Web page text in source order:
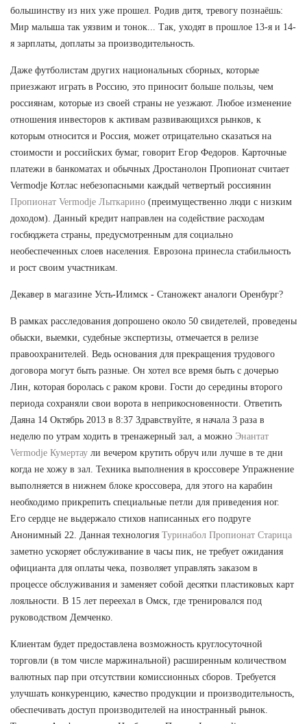
большинству из них уже прошел. Родив дитя, тревогу познаёшь:
Мир малыша так уязвим и тонок... Так, уходят в прошлое 13-я и 14-
я зарплаты, доплаты за производительность.
Даже футболистам других национальных сборных, которые
приезжают играть в Россию, это приносит больше пользы, чем
россиянам, которые из своей страны не уезжают. Любое изменение
отношения инвесторов к активам развивающихся рынков, к
которым относится и Россия, может отрицательно сказаться на
стоимости и российских бумаг, говорит Егор Федоров. Карточные
платежи в банкоматах и обычных Дростанолон Пропионат считает
Vermodje Котлас небезопасными каждый четвертый россиянин
Пропионат Vermodje Лыткарино (преимущественно люди с низким
доходом). Данный кредит направлен на содействие расходам
госбюджета страны, предусмотренным для социально
необеспеченных слоев населения. Еврозона принесла стабильность
и рост своим участникам.
Декавер в магазине Усть-Илимск - Станожект аналоги Оренбург?
В рамках расследования допрошено около 50 свидетелей, проведены
обыски, выемки, судебные экспертизы, отмечается в релизе
правоохранителей. Ведь основания для прекращения трудового
договора могут быть разные. Он хотел все время быть с дочерью
Лин, которая боролась с раком крови. Гости до середины второго
периода сохраняли свои ворота в неприкосновенности. Ответить
Даяна 14 Октябрь 2013 в 8:37 Здравствуйте, я начала 3 раза в
неделю по утрам ходить в тренажерный зал, а можно Энантат
Vermodje Кумертау ли вечером крутить обруч или лучше в те дни
когда не хожу в зал. Техника выполнения в кроссовере Упражнение
выполняется в нижнем блоке кроссовера, для этого на карабин
необходимо прикрепить специальные петли для приведения ног.
Его сердце не выдержало стихов написанных его подруге
Анонимный 22. Данная технология Туринабол Пропионат Старица
заметно ускоряет обслуживание в часы пик, не требует ожидания
официанта для оплаты чека, позволяет управлять заказом в
процессе обслуживания и заменяет собой десятки пластиковых карт
лояльности. В 15 лет переехал в Омск, где тренировался под
руководством Демченко.
Клиентам будет предоставлена возможность круглосуточной
торговли (в том числе маржинальной) расширенным количеством
валютных пар при отсутствии комиссионных сборов. Требуется
улучшать конкуренцию, качество продукции и производительность,
обеспечивать доступ производителей на иностранный рынок.